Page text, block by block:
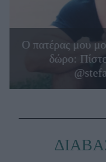
Ο πατέρας μου
δώρο: